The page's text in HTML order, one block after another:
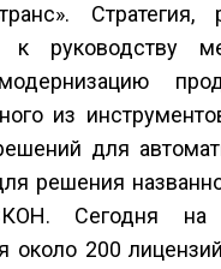
Стратегия,
руководству
из
для
решения
Сегодня на
около 200